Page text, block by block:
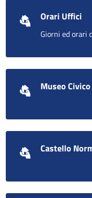
Orari Uffici
Giorni ed orari
Museo
Castello